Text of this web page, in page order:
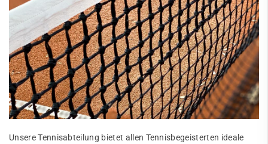
Unsere Tennisabteilung bietet allen Tennisbegeisterten ideale